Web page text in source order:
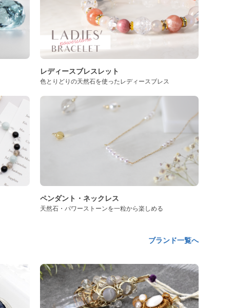
レディースブレスレット
色とりどりの天然石を使ったレディースブレス
ペンダント・ネックレス
天然石・パワーストーンを一粒から楽しめる
ブランド一覧へ